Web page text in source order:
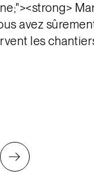
avez
les